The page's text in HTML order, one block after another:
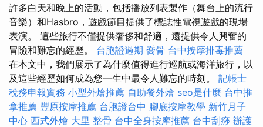
許多白天和晚上的活動，包括播放列表製作（舞台上的流行
音樂）和Hasbro，遊戲節目提供了標誌性電視遊戲的現場
表演。 這些旅行不僅提供奢侈和舒適，還提供令人興奮的
冒險和難忘的經歷。 台胞證過期 喬骨 台中按摩排毒推薦
在本文中，我們展示了為什麼值得進行巡航或海洋旅行，以
及這些經歷如何成為您一生中最令人難忘的時刻。 記帳士
稅務申報實務 小型外燴推薦 自助餐外燴 seo是什麼 台中推
拿推薦 豐原按摩推薦 台胞證台中 腳底按摩教學 新竹月子
中心 西式外燴 大里 整骨 台中全身按摩推薦 台中刮痧 辦護